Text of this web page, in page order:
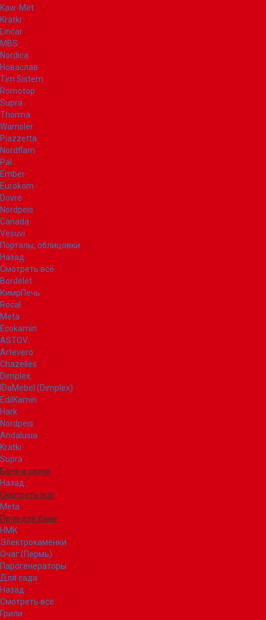
Kaw-Met
Kratki
Lincar
MBS
Nordica
Новаслав
Tim Sistem
Romotop
Supra
Thorma
Wamsler
Piazzetta
Nordflam
Pal
Ember
Eurokom
Dovre
Nordpeis
Canada
Vesuvi
Порталы, облицовки
Назад
Смотреть все
Bordelet
КимрПечь
Rocal
Meta
Ecokamin
ASTOV
Artevero
Chazelles
Dimplex
IDaMebel (Dimplex)
EdilKamin
Hark
Nordpeis
Andalusia
Kratki
Supra
Баня и сауна
Назад
Смотреть все
Meta
Печи для бани
НМК
Электрокаменки
Очаг (Пермь)
Парогенераторы
Для сада
Назад
Смотреть все
Грили